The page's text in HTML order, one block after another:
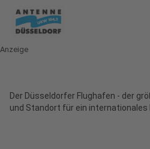
Anzeige
Der Düsseldorfer Flughafen - der
und Standort für ein internationales